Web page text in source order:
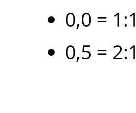
0,0 = 1:1
0,5 = 2:1